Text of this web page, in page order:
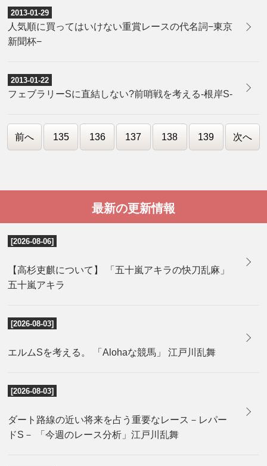
2013-01-29
人気順に買ってはいけない重賞レースの代名詞−東京
新聞杯−
2013-01-22
フェブラリーSに直結しない?前哨戦を考える-根岸S-
前へ 135 136 137 138 139 次へ
最新の更新情報
[2026-08-06]
【高杉吏麒について】 「五十嵐アキラの快刀乱麻」
五十嵐アキラ
[2026-08-03]
エルムSを考える。 「Alohaな競馬」 江戸川乱舞
[2026-08-03]
ダート路線の近い将来を占う重要なレース－レパー
ドS－ 「今週のレース分析」江戸川乱舞